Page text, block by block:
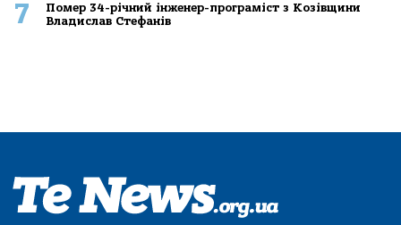
7
Помер 34-річний інженер-програміст з Козівщини
Владислав Стефанів